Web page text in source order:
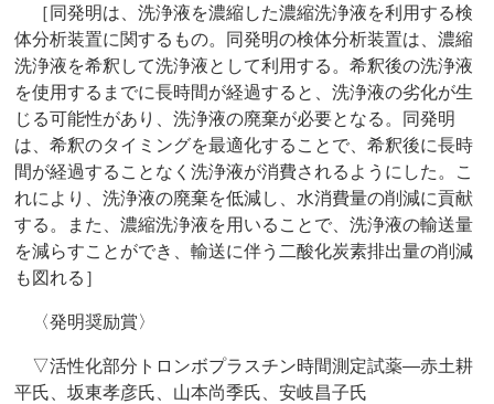
［同発明は、洗浄液を濃縮した濃縮洗浄液を利用する検
体分析装置に関するもの。同発明の検体分析装置は、濃縮
洗浄液を希釈して洗浄液として利用する。希釈後の洗浄液
を使用するまでに長時間が経過すると、洗浄液の劣化が生
じる可能性があり、洗浄液の廃棄が必要となる。同発明
は、希釈のタイミングを最適化することで、希釈後に長時
間が経過することなく洗浄液が消費されるようにした。こ
れにより、洗浄液の廃棄を低減し、水消費量の削減に貢献
する。また、濃縮洗浄液を用いることで、洗浄液の輸送量
を減らすことができ、輸送に伴う二酸化炭素排出量の削減
も図れる］
〈発明奨励賞〉
▽活性化部分トロンボプラスチン時間測定試薬―赤土耕
平氏、坂東孝彦氏、山本尚季氏、安岐昌子氏